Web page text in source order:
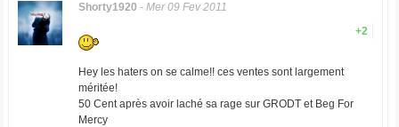
Shorty1920 - Mer 09 Fev 2011
+2
Hey les haters on se calme!! ces ventes sont largement
méritée!
50 Cent après avoir laché sa rage sur GRODT et Beg For
Mercy